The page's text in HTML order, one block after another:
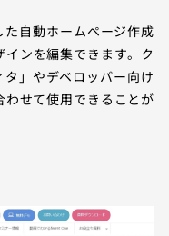
自動ホームページ作成
ンを編集できます。ク
」やデベロッパー向け
せて使用できることが